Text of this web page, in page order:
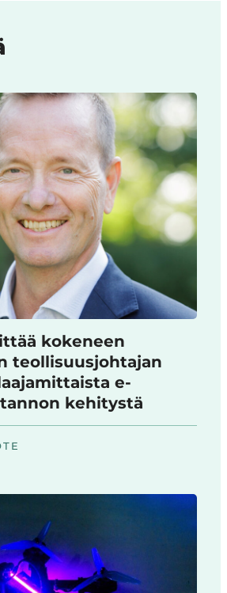
kokeneen
teollisuusjohtajan
e-
kehitystä